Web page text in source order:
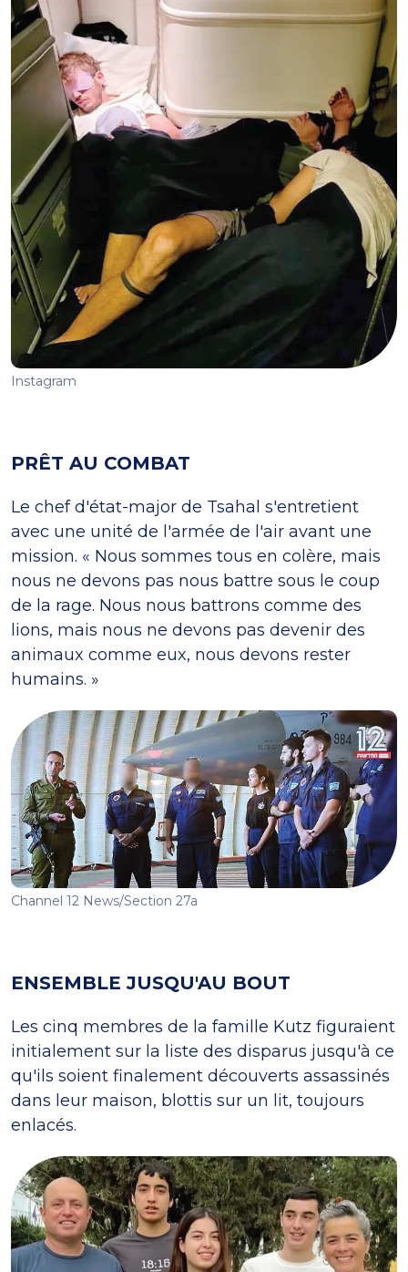
Instagram
PRÊT AU COMBAT
Le chef d'état-major de Tsahal s'entretient
avec une unité de l'armée de l'air avant une
mission. « Nous sommes tous en colère, mais
nous ne devons pas nous battre sous le coup
de la rage. Nous nous battrons comme des
lions, mais nous ne devons pas devenir des
animaux comme eux, nous devons rester
humains. »
Channel 12 News/Section 27a
ENSEMBLE JUSQU'AU BOUT
Les cinq membres de la famille Kutz figuraient
initialement sur la liste des disparus jusqu'à ce
qu'ils soient finalement découverts assassinés
dans leur maison, blottis sur un lit, toujours
enlacés.